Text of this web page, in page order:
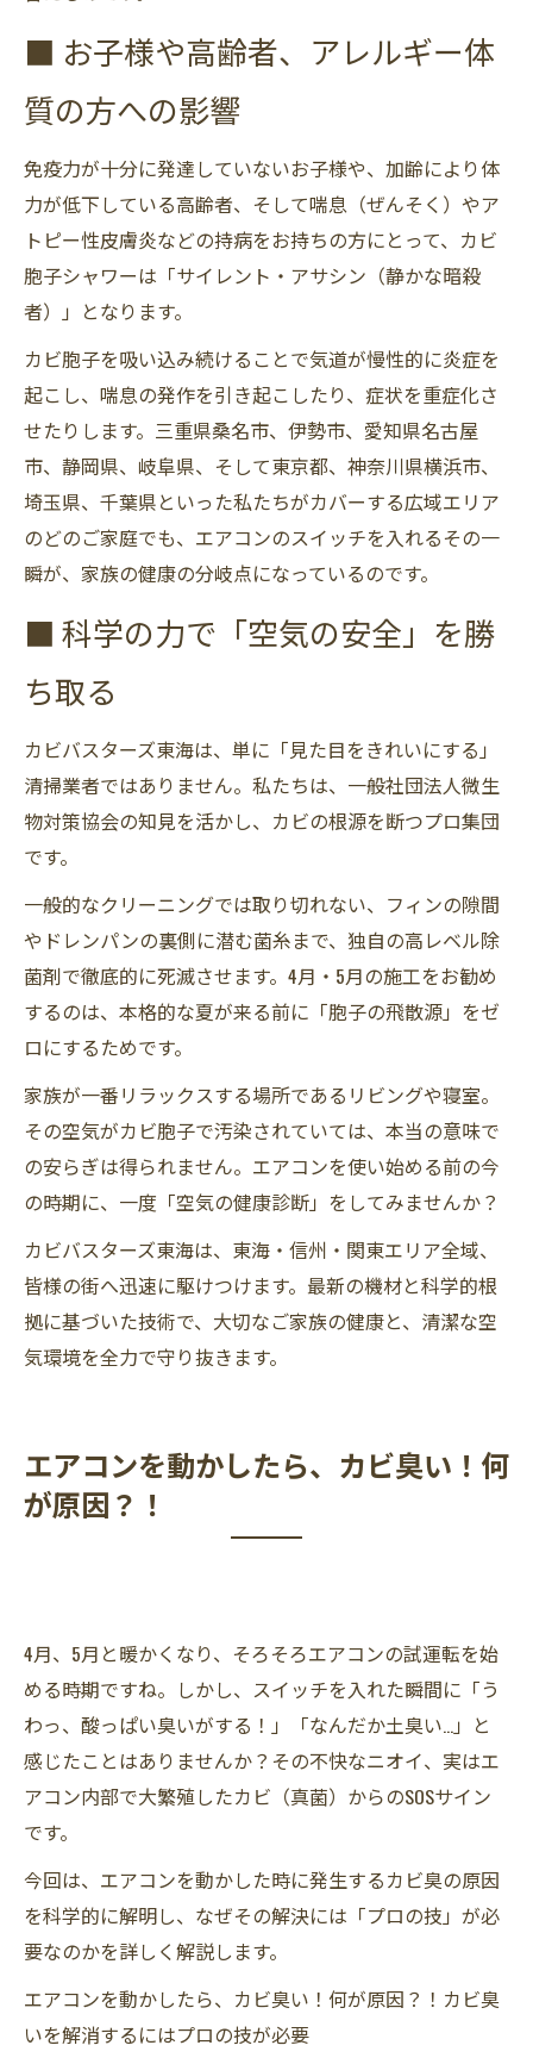
■ お子様や高齢者、アレルギー体
質の方への影響
免疫力が十分に発達していないお子様や、加齢により体
力が低下している高齢者、そして喘息（ぜんそく）やア
トピー性皮膚炎などの持病をお持ちの方にとって、カビ
胞子シャワーは「サイレント・アサシン（静かな暗殺
者）」となります。
カビ胞子を吸い込み続けることで気道が慢性的に炎症を
起こし、喘息の発作を引き起こしたり、症状を重症化さ
せたりします。三重県桑名市、伊勢市、愛知県名古屋
市、静岡県、岐阜県、そして東京都、神奈川県横浜市、
埼玉県、千葉県といった私たちがカバーする広域エリア
のどのご家庭でも、エアコンのスイッチを入れるその一
瞬が、家族の健康の分岐点になっているのです。
■ 科学の力で「空気の安全」を勝
ち取る
カビバスターズ東海は、単に「見た目をきれいにする」
清掃業者ではありません。私たちは、一般社団法人微生
物対策協会の知見を活かし、カビの根源を断つプロ集団
です。
一般的なクリーニングでは取り切れない、フィンの隙間
やドレンパンの裏側に潜む菌糸まで、独自の高レベル除
菌剤で徹底的に死滅させます。4月・5月の施工をお勧め
するのは、本格的な夏が来る前に「胞子の飛散源」をゼ
ロにするためです。
家族が一番リラックスする場所であるリビングや寝室。
その空気がカビ胞子で汚染されていては、本当の意味で
の安らぎは得られません。エアコンを使い始める前の今
の時期に、一度「空気の健康診断」をしてみませんか？
カビバスターズ東海は、東海・信州・関東エリア全域、
皆様の街へ迅速に駆けつけます。最新の機材と科学的根
拠に基づいた技術で、大切なご家族の健康と、清潔な空
気環境を全力で守り抜きます。
エアコンを動かしたら、カビ臭い！何
が原因？！
4月、5月と暖かくなり、そろそろエアコンの試運転を始
める時期ですね。しかし、スイッチを入れた瞬間に「う
わっ、酸っぱい臭いがする！」「なんだか土臭い…」と
感じたことはありませんか？その不快なニオイ、実はエ
アコン内部で大繁殖したカビ（真菌）からのSOSサイン
です。
今回は、エアコンを動かした時に発生するカビ臭の原因
を科学的に解明し、なぜその解決には「プロの技」が必
要なのかを詳しく解説します。
エアコンを動かしたら、カビ臭い！何が原因？！カビ臭
いを解消するにはプロの技が必要